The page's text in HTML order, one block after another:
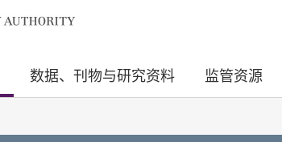
数据、刊物与研究资料 监管资源